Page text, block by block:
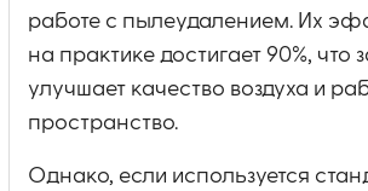
работе с пылеудалением. Их
на практике достигает 90%, что
улучшает качество воздуха и
пространство.
Однако, если используется